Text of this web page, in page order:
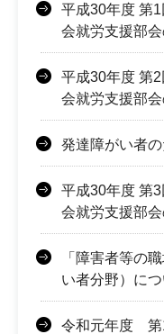
平成30年度 第
会就労支援部
平成30年度 第
会就労支援部
発達障がい者
平成30年度 第
会就労支援部
「障害者等の
い者分野）につ
令和元年度 第